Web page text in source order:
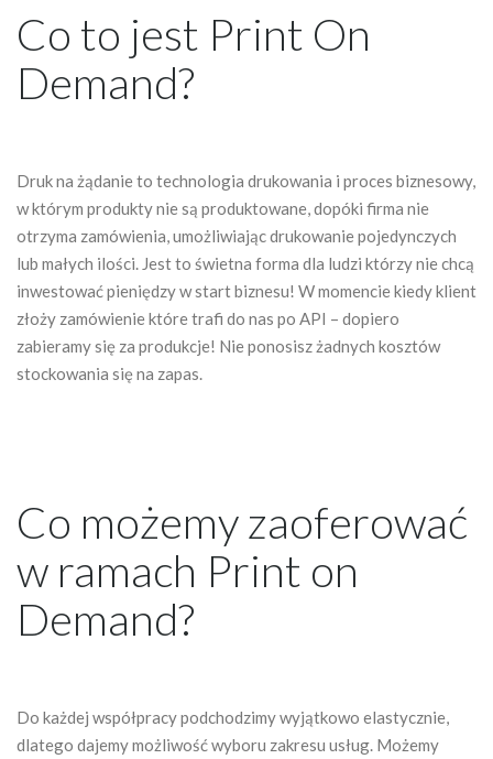
Co to jest Print On
Demand?
Druk na żądanie to technologia drukowania i proces biznesowy,
w którym produkty nie są produktowane, dopóki firma nie
otrzyma zamówienia, umożliwiając drukowanie pojedynczych
lub małych ilości. Jest to świetna forma dla ludzi którzy nie chcą
inwestować pieniędzy w start biznesu! W momencie kiedy klient
złoży zamówienie które trafi do nas po API – dopiero
zabieramy się za produkcje! Nie ponosisz żadnych kosztów
stockowania się na zapas.
Co możemy zaoferować
w ramach Print on
Demand?
Do każdej współpracy podchodzimy wyjątkowo elastycznie,
dlatego dajemy możliwość wyboru zakresu usług. Możemy